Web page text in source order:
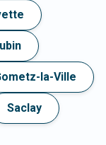
la-Ville
Saclay